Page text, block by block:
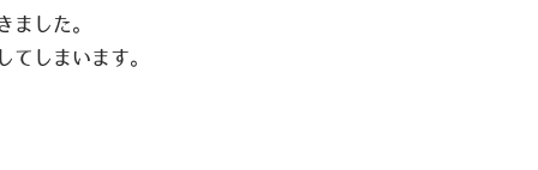
ました。
てしまいます。